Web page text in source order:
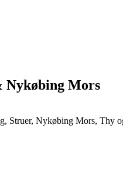
Nykøbing Mors
Struer, Nykøbing Mors, Thy